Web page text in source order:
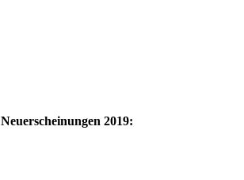
Neuerscheinungen 2019: